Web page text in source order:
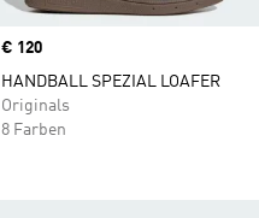
Price
€ 120
HANDBALL SPEZIAL LOAFER
Originals
8 Farben